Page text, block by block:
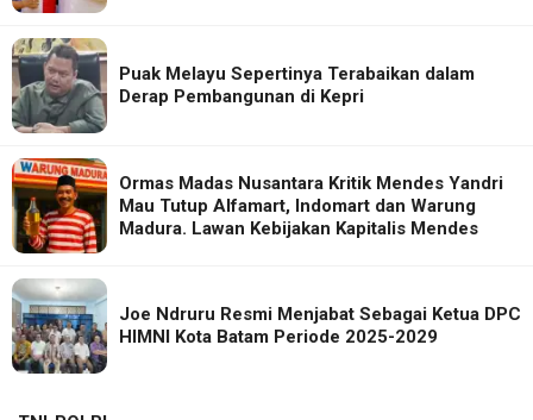
Puak Melayu Sepertinya Terabaikan dalam
Derap Pembangunan di Kepri
Ormas Madas Nusantara Kritik Mendes Yandri
Mau Tutup Alfamart, Indomart dan Warung
Madura. Lawan Kebijakan Kapitalis Mendes
Joe Ndruru Resmi Menjabat Sebagai Ketua DPC
HIMNI Kota Batam Periode 2025-2029